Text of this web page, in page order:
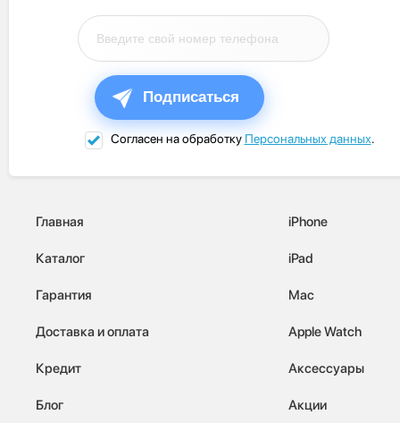
Подписаться
Согласен на обработку Персональных данных.
Главная
Каталог
Гарантия
Доставка и оплата
Кредит
Блог
iPhone
iPad
Mac
Apple Watch
Аксессуары
Акции